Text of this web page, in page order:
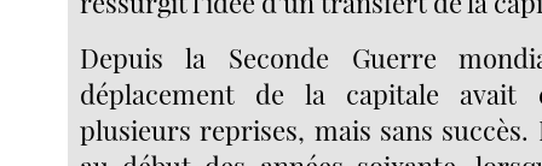
Depuis la Seconde Guerre
déplacement de la capitale avait
plusieurs reprises, mais sans